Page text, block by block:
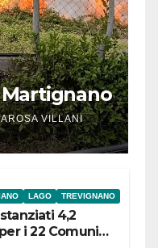
VILLANI
LAGO TREVIGNANO
4,2
i 22 Comuni